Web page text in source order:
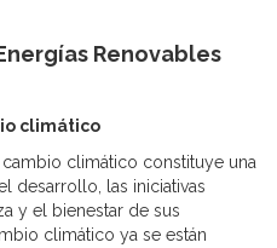
Renovables
climático
climático constituye una
desarrollo, las iniciativas
y el bienestar de sus
climático ya se están